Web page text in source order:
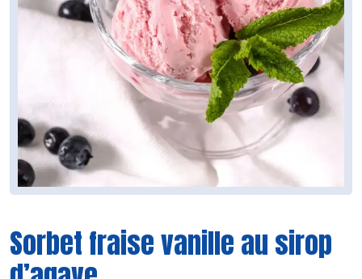
Sorbet fraise vanille au sirop